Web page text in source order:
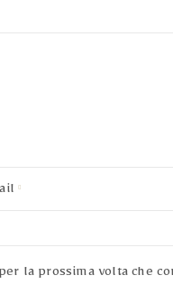
la prossima volta che